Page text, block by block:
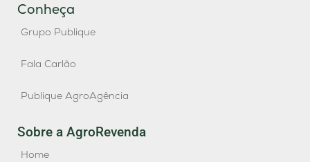
Conheça
Grupo Publique
Fala Carlão
Publique AgroAgência
Sobre a AgroRevenda
Home